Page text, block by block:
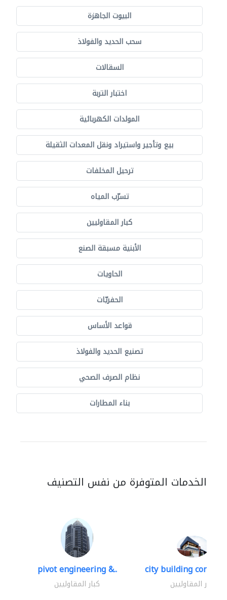
البيوت الجاهزة
سحب الحديد والفولاذ
السقالات
اختبار التربة
المولدات الكهربائية
بيع وتأجير واستيراد ونقل المعدات الثقيلة
ترحيل المخلفات
تسرّب المياه
كبار المقاوليين
الأبنية مسبقة الصنع
الحاويات
الحفريّات
قواعد الأساس
تصنيع الحديد والفولاذ
نظام الصرف الصحي
بناء المطارات
الخدمات المتوفرة من نفس التصنيف
pivot engineering &..
كبار المقاوليين
city building
كبار المقاوليين